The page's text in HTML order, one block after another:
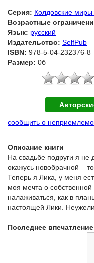
Серия: Колдовские
Возрастные
Язык: русский
Издательство: SelfPub
ISBN: 978-5-04-232376-8
Размер: 0б
сообщить о
Описание книги
На свадьбе подруги я не
окажусь новобрачной –
Теперь я Лика, у меня
моя мечта о собственной
налаживаться, как в
настоящей Лики.
Последнее